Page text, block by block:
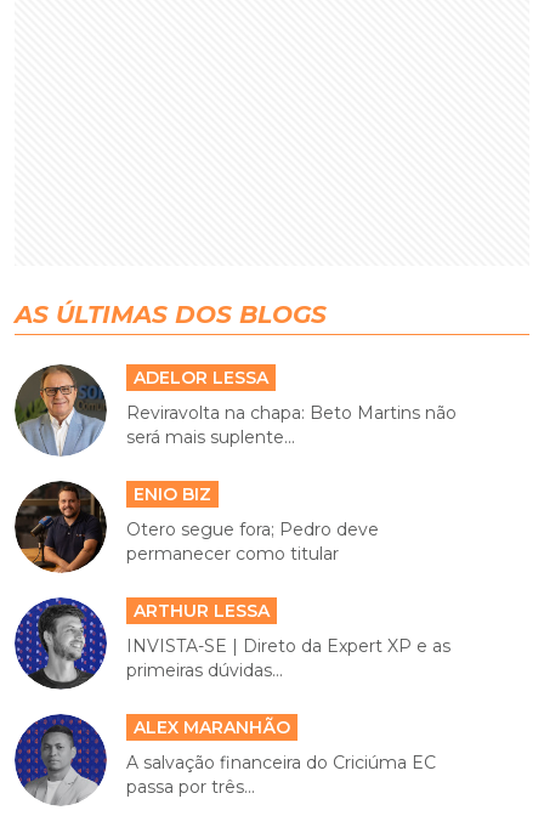
AS ÚLTIMAS DOS BLOGS
ADELOR LESSA
Reviravolta na chapa: Beto Martins não
será mais suplente...
ENIO BIZ
Otero segue fora; Pedro deve
permanecer como titular
ARTHUR LESSA
INVISTA-SE | Direto da Expert XP e as
primeiras dúvidas...
ALEX MARANHÃO
A salvação financeira do Criciúma EC
passa por três...